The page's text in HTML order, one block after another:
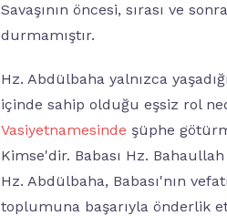
Savaşının öncesi, sırası ve
durmamıştır.
Hz. Abdülbaha yalnızca
içinde sahip olduğu eşsiz rol
Vasiyetnamesinde şüphe
Kimse'dir. Babası Hz.
Hz. Abdülbaha, Babası'nın
toplumuna başarıyla önderlik